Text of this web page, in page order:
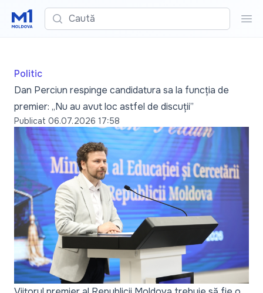
Caută
Politic
Dan Perciun respinge candidatura sa la funcția de
premier: „Nu au avut loc astfel de discuții”
Publicat 06.07.2026 17:58